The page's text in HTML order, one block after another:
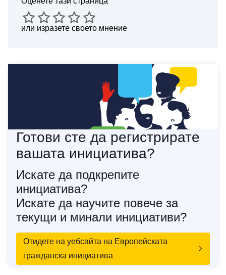
или изразете своето мнение
Готови сте да регистрирате
вашата инициатива?
Искате да подкрепите
инициатива?
Искате да научите повече за
текущи и минали инициативи?
Отидете на уебсайта на Европейската
гражданска инициатива